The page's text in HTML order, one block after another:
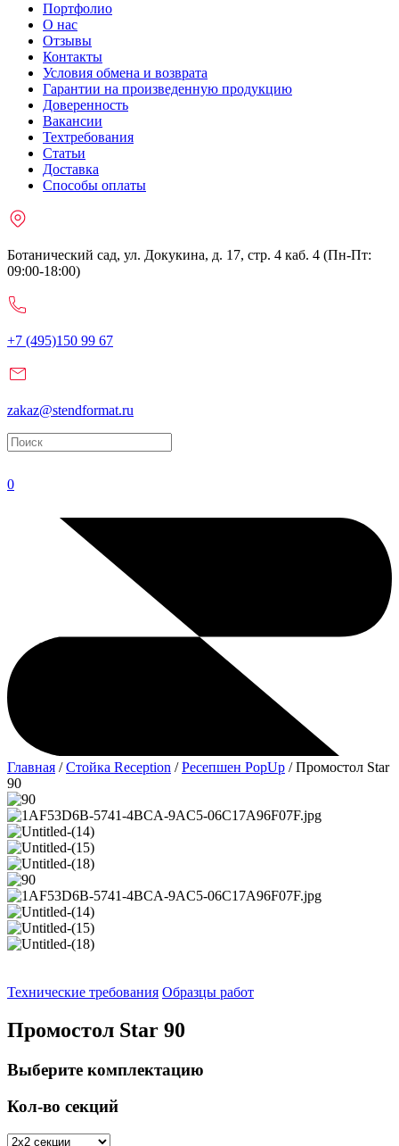
Портфолио
О нас
Отзывы
Контакты
Условия обмена и возврата
Гарантии на произведенную продукцию
Доверенность
Вакансии
Техтребования
Статьи
Доставка
Способы оплаты
Ботанический сад, ул. Докукина, д. 17, стр. 4 каб. 4 (Пн-Пт:
09:00-18:00)
+7 (495)150 99 67
zakaz@stendformat.ru
0
Главная /Стойка Reception /Ресепшен PopUp / Промостол Star
90
Технические требования Образцы работ
Промостол Star 90
Выберите комплектацию
Кол-во секций